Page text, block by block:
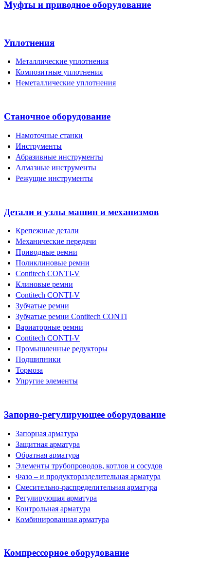
Муфты и приводное оборудование
Уплотнения
Металлические уплотнения
Композитные уплотнения
Неметаллические уплотнения
Станочное оборудование
Намоточные станки
Инструменты
Абразивные инструменты
Алмазные инструменты
Режущие инструменты
Детали и узлы машин и механизмов
Крепежные детали
Механические передачи
Приводные ремни
Поликлиновые ремни
Contitech CONTI-V
Клиновые ремни
Contitech CONTI-V
Зубчатые ремни
Зубчатые ремни Contitech CONTI
Вариаторные ремни
Contitech CONTI-V
Промышленные редукторы
Подшипники
Тормоза
Упругие элементы
Запорно-регулирующее оборудование
Запорная арматура
Защитная арматура
Обратная арматура
Элементы трубопроводов, котлов и сосудов
Фазо – и продукторазделительная арматура
Смесительно-распределительная арматура
Регулирующая арматура
Контрольная арматура
Комбинированная арматура
Компрессорное оборудование